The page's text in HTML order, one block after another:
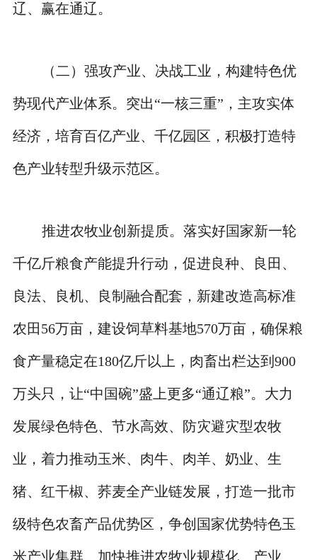
辽、赢在通辽。
（二）强攻产业、决战工业，构建特色优
势现代产业体系。突出“一核三重”，主攻实体
经济，培育百亿产业、千亿园区，积极打造特
色产业转型升级示范区。
推进农牧业创新提质。落实好国家新一轮
千亿斤粮食产能提升行动，促进良种、良田、
良法、良机、良制融合配套，新建改造高标准
农田56万亩，建设饲草料基地570万亩，确保粮
食产量稳定在180亿斤以上，肉畜出栏达到900
万头只，让“中国碗”盛上更多“通辽粮”。大力
发展绿色特色、节水高效、防灾避灾型农牧
业，着力推动玉米、肉牛、肉羊、奶业、生
猪、红干椒、荞麦全产业链发展，打造一批市
级特色农畜产品优势区，争创国家优势特色玉
米产业集群。加快推进农牧业规模化、产业